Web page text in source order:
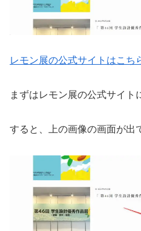
レモン展の公式サイトはこち
まずはレモン展の公式サイト
すると、上の画像の画面が出